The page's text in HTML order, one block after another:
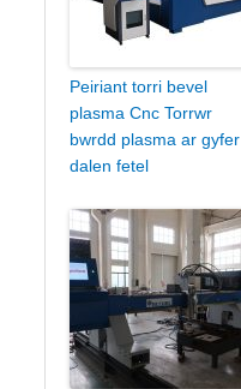
Peiriant torri bevel
plasma Cnc Torrwr
bwrdd plasma ar gyfer
dalen fetel